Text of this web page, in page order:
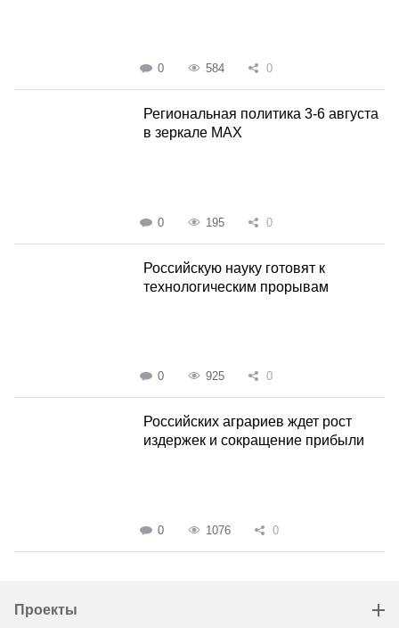
0 584 0
Региональная политика 3-6 августа
в зеркале MAX
0 195 0
Российскую науку готовят к
технологическим прорывам
0 925 0
Российских аграриев ждет рост
издержек и сокращение прибыли
0 1076 0
Проекты